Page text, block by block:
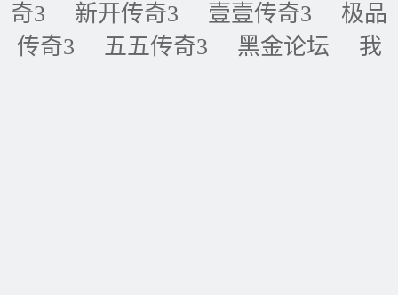
奇3
新开传奇3 壹壹传奇3
极品
传奇3
五五传奇3 黑金论坛
我